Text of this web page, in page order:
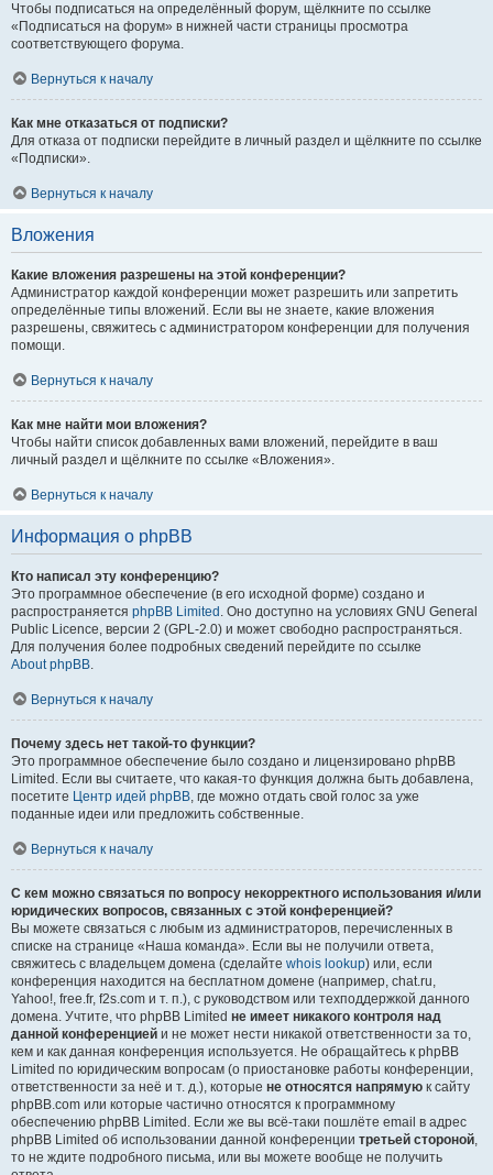
Чтобы подписаться на определённый форум, щёлкните по ссылке
«Подписаться на форум» в нижней части страницы просмотра
соответствующего форума.
Вернуться к началу
Как мне отказаться от подписки?
Для отказа от подписки перейдите в личный раздел и щёлкните по ссылке
«Подписки».
Вернуться к началу
Вложения
Какие вложения разрешены на этой конференции?
Администратор каждой конференции может разрешить или запретить
определённые типы вложений. Если вы не знаете, какие вложения
разрешены, свяжитесь с администратором конференции для получения
помощи.
Вернуться к началу
Как мне найти мои вложения?
Чтобы найти список добавленных вами вложений, перейдите в ваш
личный раздел и щёлкните по ссылке «Вложения».
Вернуться к началу
Информация о phpBB
Кто написал эту конференцию?
Это программное обеспечение (в его исходной форме) создано и
распространяется phpBB Limited . Оно доступно на условиях GNU General
Public Licence, версии 2 (GPL-2.0) и может свободно распространяться.
Для получения более подробных сведений перейдите по ссылке
About phpBB.
Вернуться к началу
Почему здесь нет такой-то функции?
Это программное обеспечение было создано и лицензировано phpBB
Limited. Если вы считаете, что какая-то функция должна быть добавлена,
посетите Центр идей phpBB, где можно отдать свой голос за уже
поданные идеи или предложить собственные.
Вернуться к началу
С кем можно связаться по вопросу некорректного использования и/или
юридических вопросов, связанных с этой конференцией?
Вы можете связаться с любым из администраторов, перечисленных в
списке на странице «Наша команда». Если вы не получили ответа,
свяжитесь с владельцем домена (сделайте whois lookup) или, если
конференция находится на бесплатном домене (например, chat.ru,
Yahoo!, free.fr, f2s.com и т. п.), с руководством или техподдержкой данного
домена. Учтите, что phpBB Limited не имеет никакого контроля над
данной конференцией и не может нести никакой ответственности за то,
кем и как данная конференция используется. Не обращайтесь к phpBB
Limited по юридическим вопросам (о приостановке работы конференции,
ответственности за неё и т. д.), которые не относятся напрямую к сайту
phpBB.com или которые частично относятся к программному
обеспечению phpBB Limited. Если же вы всё-таки пошлёте email в адрес
phpBB Limited об использовании данной конференции третьей стороной,
то не ждите подробного письма, или вы можете вообще не получить